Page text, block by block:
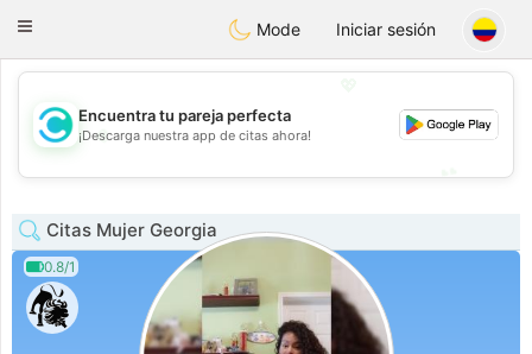
olombiaCitas
Toggle
Mode Iniciar sesión
💖
💕
Encuentra tu pareja perfecta
¡Descarga nuestra app de citas ahora!
Citas Mujer Georgia
0.8/1